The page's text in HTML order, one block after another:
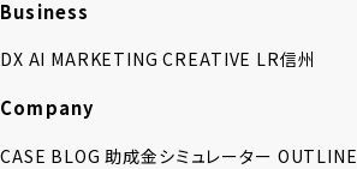
Business
DX AI MARKETING CREATIVE LR信州
Company
CASE BLOG 助成金シミュレーター OUTLINE